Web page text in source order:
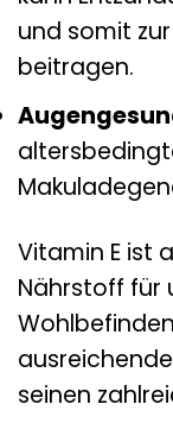
und somit
beitragen.
Vitamin E ist
Nährstoff für
seinen